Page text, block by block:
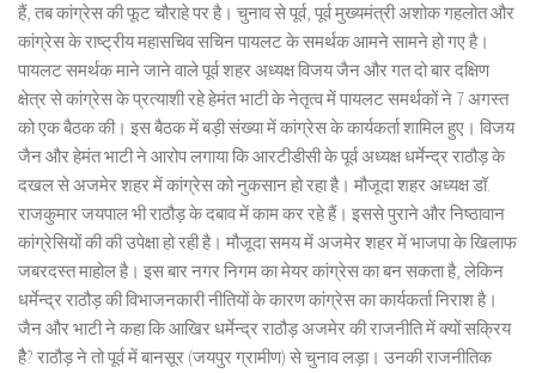
हैं, तब कांग्रेस की फूट चौराहे पर है। चुनाव से पूर्व, पूर्व मुख्यमंत्री अशोक गहलोत और
कांग्रेस के राष्ट्रीय महासचिव सचिन पायलट के समर्थक आमने सामने हो गए है।
पायलट समर्थक माने जाने वाले पूर्व शहर अध्यक्ष विजय जैन और गत दो बार दक्षिण
क्षेत्र से कांग्रेस के प्रत्याशी रहे हेमंत भाटी के नेतृत्व में पायलट समर्थकों ने 7 अगस्त
को एक बैठक की। इस बैठक में बड़ी संख्या में कांग्रेस के कार्यकर्ता शामिल हुए। विजय
जैन और हेमंत भाटी ने आरोप लगाया कि आरटीडीसी के पूर्व अध्यक्ष धर्मेन्द्र राठौड़ के
दखल से अजमेर शहर में कांग्रेस को नुकसान हो रहा है। मौजूदा शहर अध्यक्ष डॉ.
राजकुमार जयपाल भी राठौड़ के दबाव में काम कर रहे हैं। इससे पुराने और निष्ठावान
कांग्रेसियों की की उपेक्षा हो रही है। मौजूदा समय में अजमेर शहर में भाजपा के खिलाफ
जबरदस्त माहोल है। इस बार नगर निगम का मेयर कांग्रेस का बन सकता है, लेकिन
धर्मेन्द्र राठौड़ की विभाजनकारी नीतियों के कारण कांग्रेस का कार्यकर्ता निराश है।
जैन और भाटी ने कहा कि आखिर धर्मेन्द्र राठौड़ अजमेर की राजनीति में क्यों सक्रिय
हैै? राठौड़ ने तो पूर्व में बानसूर (जयपुर ग्रामीण) से चुनाव लड़ा। उनकी राजनीतिक